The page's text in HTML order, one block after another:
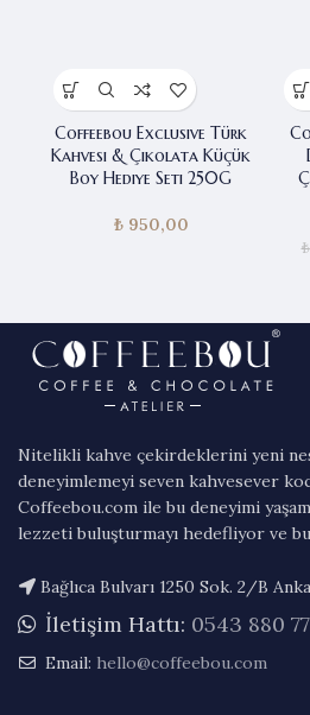
Coffeebou Exclusive Türk
Kahvesi & Çikolata Küçük
Boy Hediye Seti 250G
₺950,00
₺
Nitelikli kahve çekirdeklerini yeni
deneyimlemeyi seven kahvesever
Coffeebou.com ile bu deneyimi
lezzeti buluşturmayı hedefliyor ve
Bağlıca Bulvarı 1250 Sok. 2/B
İletişim Hattı: 0543 880
Email: hello@coffeebou.com